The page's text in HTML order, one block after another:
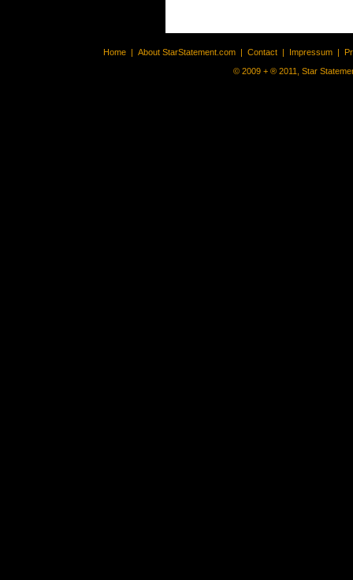
Home | About StarStatement.com | Contact | Impressum |
© 2009 + ® 2011, Star